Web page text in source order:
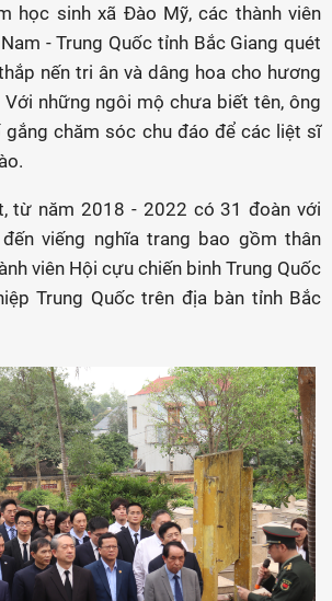
học sinh xã Đào Mỹ, các thành viên
- Trung Quốc tỉnh Bắc Giang quét
nến tri ân và dâng hoa cho hương
Với những ngôi mộ chưa biết tên, ông
gắng chăm sóc chu đáo để các liệt sĩ
từ năm 2018 - 2022 có 31 đoàn với
viếng nghĩa trang bao gồm thân
viên Hội cựu chiến binh Trung Quốc
Trung Quốc trên địa bàn tỉnh Bắc